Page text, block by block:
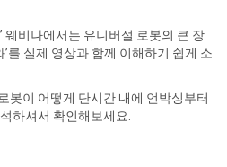
웨비나에서는 유니버설 로봇의 큰 장
를 실제 영상과 함께 이해하기 쉽게 소
봇이 어떻게 단시간 내에 언박싱부터
하셔서 확인해보세요.